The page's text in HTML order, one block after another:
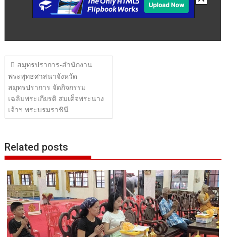
แนะแนว
เรื่อง
สมุทรปราการ-สำนักงาน
พระพุทธศาสนาจังหวัด
สมุทรปราการ จัดกิจกรรม
เฉลิมพระเกียรติ สมเด็จพระนาง
เจ้าฯ พระบรมราชินี
Related posts